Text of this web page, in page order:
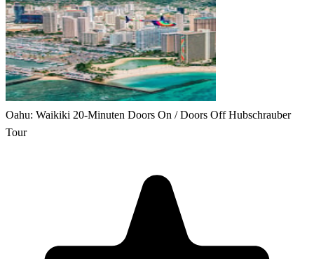
Oahu: Waikiki 20-Minuten Doors On / Doors Off Hubschrauber
Tour